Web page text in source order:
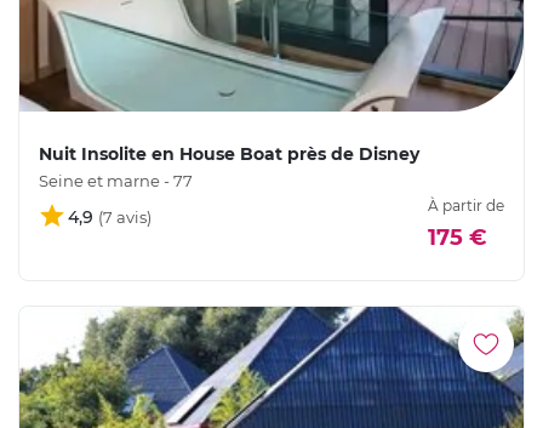
Nuit Insolite en House Boat près de Disney
Seine et marne - 77
4,9
À partir de
175 €